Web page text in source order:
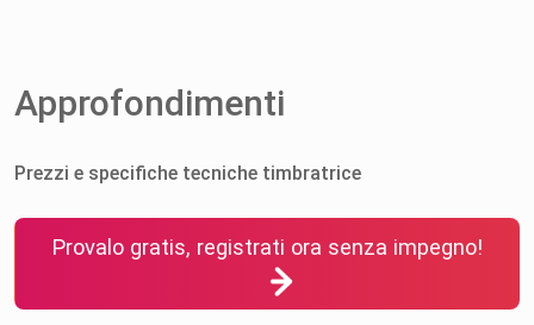
Approfondimenti
Prezzi e specifiche tecniche timbratrice
Provalo gratis, registrati ora senza impegno!